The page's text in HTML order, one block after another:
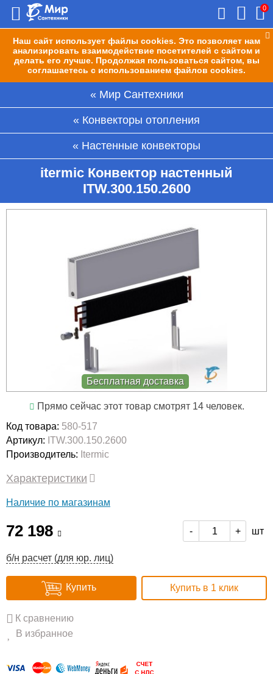
Наш сайт использует файлы cookies. Это позволяет нам
анализировать взаимодействие посетителей с сайтом и
делать его лучше. Продолжая пользоваться сайтом, вы
соглашаетесь с использованием файлов cookies.
0
Мир Сантехники
Конвекторы отопления
Настенные конвекторы
itermic Конвектор настенный
ITW.300.150.2600
Бесплатная доставка
Прямо сейчас этот товар смотрят 14 человек.
Код товара: 580-517
Артикул: ITW.300.150.2600
Производитель: Itermic
Характеристики
Наличие по магазинам
72 198 - + шт
б/н расчет (для юр. лиц)
Купить Купить в 1 клик
К сравнению
В избранное